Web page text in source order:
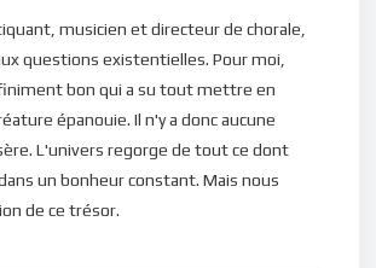
musicien et directeur de chorale,
questions existentielles. Pour moi,
bon qui a su tout mettre en
épanouie. Il n'y a donc aucune
L'univers regorge de tout ce dont
un bonheur constant. Mais nous
de ce trésor.